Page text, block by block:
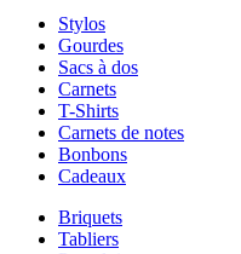
Stylos
Gourdes
Sacs à dos
Carnets
T-Shirts
Carnets de notes
Bonbons
Cadeaux
Briquets
Tabliers